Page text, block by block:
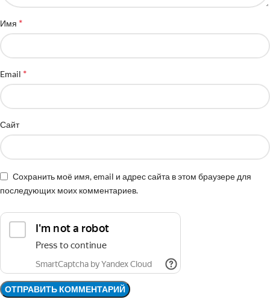
Имя *
Email *
Сайт
Сохранить моё имя, email и адрес сайта в этом браузере для
последующих моих комментариев.